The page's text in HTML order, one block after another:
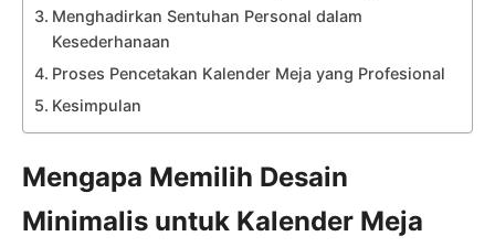
Menghadirkan Sentuhan Personal dalam
Kesederhanaan
Proses Pencetakan Kalender Meja yang Profesional
Kesimpulan
Mengapa Memilih Desain
Minimalis untuk Kalender Meja